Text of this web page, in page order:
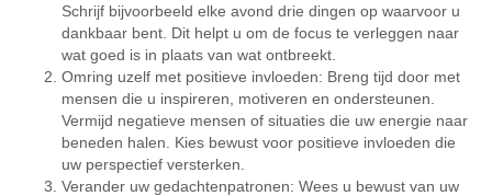
Schrijf bijvoorbeeld elke avond drie dingen op waarvoor u
dankbaar bent. Dit helpt u om de focus te verleggen naar
wat goed is in plaats van wat ontbreekt.
Omring uzelf met positieve invloeden: Breng tijd door met
mensen die u inspireren, motiveren en ondersteunen.
Vermijd negatieve mensen of situaties die uw energie naar
beneden halen. Kies bewust voor positieve invloeden die
uw perspectief versterken.
Verander uw gedachtenpatronen: Wees u bewust van uw